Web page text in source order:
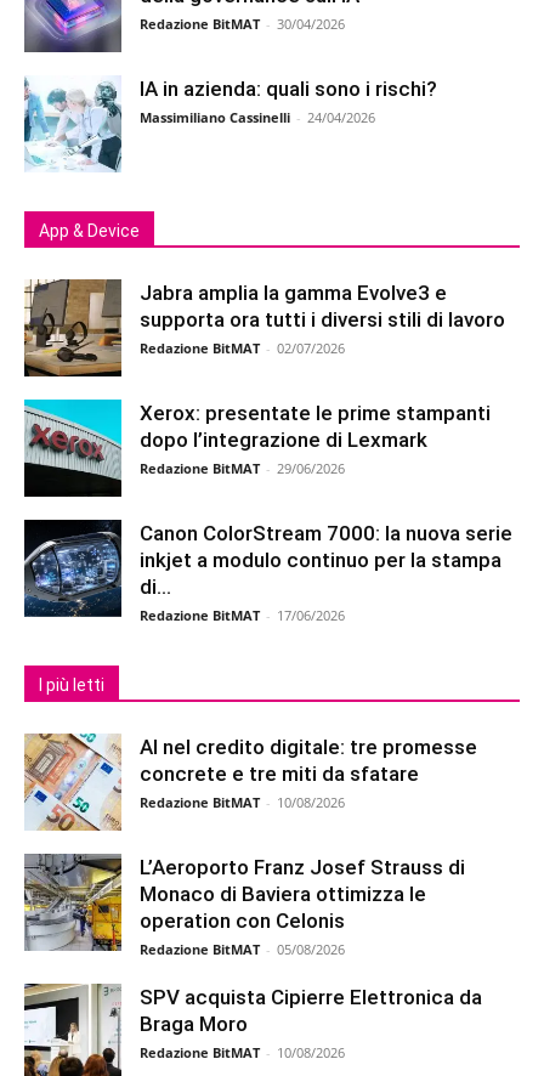
Redazione BitMAT - 30/04/2026
IA in azienda: quali sono i rischi?
Massimiliano Cassinelli - 24/04/2026
App & Device
Jabra amplia la gamma Evolve3 e
supporta ora tutti i diversi stili di lavoro
Redazione BitMAT - 02/07/2026
Xerox: presentate le prime stampanti
dopo l’integrazione di Lexmark
Redazione BitMAT - 29/06/2026
Canon ColorStream 7000: la nuova serie
inkjet a modulo continuo per la stampa
di...
Redazione BitMAT - 17/06/2026
I più letti
AI nel credito digitale: tre promesse
concrete e tre miti da sfatare
Redazione BitMAT - 10/08/2026
L’Aeroporto Franz Josef Strauss di
Monaco di Baviera ottimizza le
operation con Celonis
Redazione BitMAT - 05/08/2026
SPV acquista Cipierre Elettronica da
Braga Moro
Redazione BitMAT - 10/08/2026